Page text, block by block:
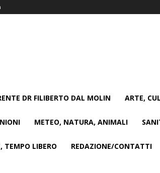
DR FILIBERTO DAL MOLIN ARTE,
METEO, NATURA, ANIMALI
TEMPO LIBERO REDAZIONE/CONTATTI